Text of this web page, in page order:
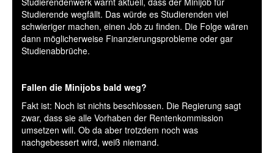
Studierende wegfällt. Das würde es Studierenden viel
schwieriger machen, einen Job zu finden. Die Folge wären
dann möglicherweise Finanzierungsprobleme oder gar
Studienabbrüche.
Fallen die Minijobs bald weg?
Fakt ist: Noch ist nichts beschlossen. Die Regierung sagt
zwar, dass sie alle Vorhaben der Rentenkommission
umsetzen will. Ob da aber trotzdem noch was
nachgebessert wird, weiß niemand.